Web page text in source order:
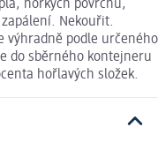
horkých povrchů,
Nekouřit.
výhradně podle určeného
do sběrného kontejneru
hořlavých složek.